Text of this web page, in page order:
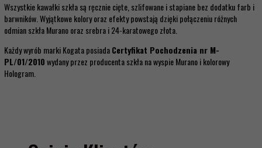
Wszystkie kawałki szkła są ręcznie cięte, szlifowane i stapiane bez dodatku farb i
barwników. Wyjątkowe kolory oraz efekty powstają dzięki połączeniu różnych
odmian szkła Murano oraz srebra i 24-karatowego złota.
Każdy wyrób marki Kogata posiadaCertyfikat Pochodzenia nr M-
PL/01/2010wydany przez producenta szkła na wyspie Murano i kolorowy
Hologram.